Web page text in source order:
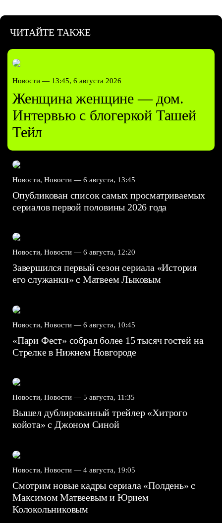
ЧИТАЙТЕ ТАКЖЕ
Новости — 13:45, 6 августа 2026
Женщина женщине — дом.
Интервью с блогеркой Ташей
Тейл
Новости, Новости — 6 августа, 13:45
Опубликован список самых просматриваемых
сериалов первой половины 2026 года
Новости, Новости — 6 августа, 12:20
Завершился первый сезон сериала «История
его служанки» с Матвеем Лыковым
Новости, Новости — 6 августа, 10:45
«Пари Фест» собрал более 15 тысяч гостей на
Стрелке в Нижнем Новгороде
Новости, Новости — 5 августа, 11:35
Вышел дублированный трейлер «Хитрого
койота» с Джоном Синой
Новости, Новости — 4 августа, 19:05
Смотрим новые кадры сериала «Полдень» с
Максимом Матвеевым и Юрием
Колокольниковым